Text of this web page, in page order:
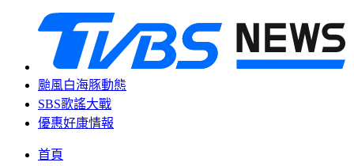
颱風白海豚動態
SBS歌謠大戰
優惠好康情報
首頁